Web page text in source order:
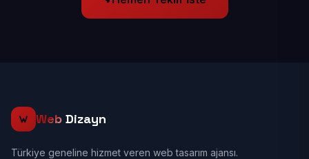
Web Dizayn
Türkiye geneline hizmet veren web tasarım ajansı.